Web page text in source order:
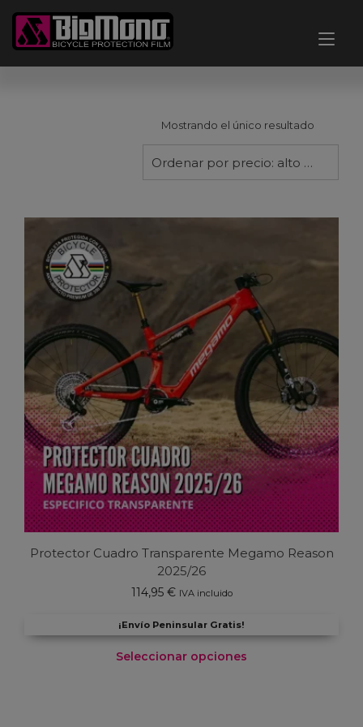
contenido
Mostrando el único resultado
Ordenar por precio: alto a bajo
Protector Cuadro Transparente Megamo Reason
2025/26
114,95 € IVA incluido
¡Envío Peninsular Gratis!
Seleccionar opciones